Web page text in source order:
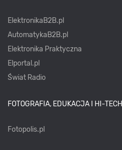
ElektronikaB2B.pl
AutomatykaB2B.pl
Elektronika Praktyczna
Elportal.pl
Świat Radio
FOTOGRAFIA, EDUKACJA I HI-TECH
Fotopolis.pl